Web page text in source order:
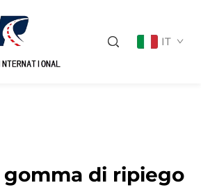
IT
di ripiego